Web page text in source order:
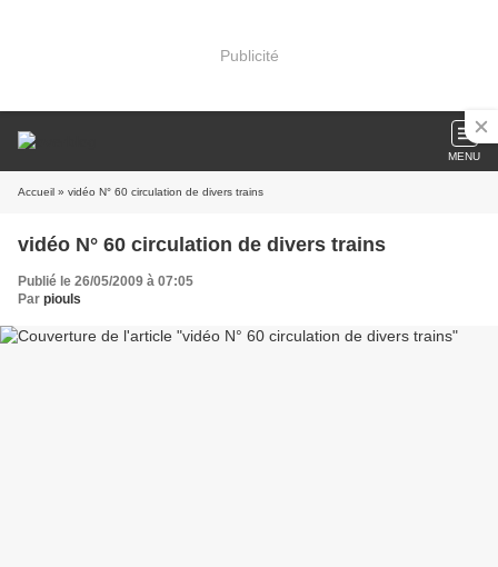
Publicité
MENU
Accueil » vidéo N° 60 circulation de divers trains
vidéo N° 60 circulation de divers trains
Publié le 26/05/2009 à 07:05
Par piouls